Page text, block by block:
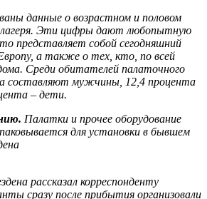
данные о возрастном и половом
Эти цифры дают любопытную
представляет собой сегодняшний
а также о тех, кто, по всей
Среди обитателей палаточного
составляют мужчины, 12,4 процента
– дети.
Палатки и прочее оборудование
для установки в бывшем
рассказал корреспонденту
сразу после прибытия организовали